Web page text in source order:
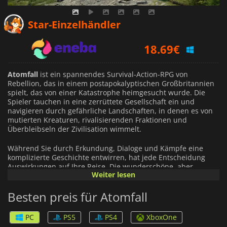
Star-Einzelhändler
18.69€
22.79€
Atomfall ist ein spannendes Survival-Action-RPG von
Rebellion, das in einem postapokalyptischen Großbritannien
spielt, das von einer Katastrophe heimgesucht wurde. Die
Spieler tauchen in eine zerrüttete Gesellschaft ein und
navigieren durch gefährliche Landschaften, in denen es von
mutierten Kreaturen, rivalisierenden Fraktionen und
Überbleibseln der Zivilisation wimmelt.
Während Sie durch Erkundung, Dialoge und Kämpfe eine
komplizierte Geschichte entwirren, hat jede Entscheidung
Auswirkungen auf Ihre Reise. Die wunderschöne, aber
tückische britische Landschaft mit ihren sanften Hügeln und
müssen Vorräte sammeln, Waffen herstellen und sich in
spannenden Kämpfen behaupten, in denen sich
Scharfschützen mit brutalen Nahkämpfern messen. Die
Beherrschung Ihrer Herzfrequenz ist entscheidend für ein
Weiter lesen
Besten preis für Atomfall
PC PS5 PS4
XboxOne